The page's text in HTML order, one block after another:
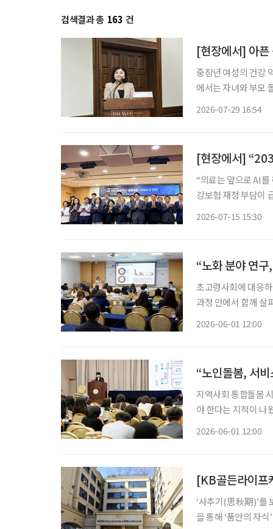
검색결과 총 163 건
[현장에서] 아픈
중장년 여성의 건강
에서는 자녀와 부모
2026-07-29 16:54
“의료는 앞으로 AI를 하지
강보험 재정 부담이
2026-07-15 15:30
“노화 분야 연
초고령사회에 대응
과정 안에서 함께 살
2026-06-01 12:00
“노인돌봄, 서비
지역사회 통합돌봄
야 한다는 지적이 나
2026-06-01 12:00
[KB골든라이프
‘사추기(思秋期)’를
을 통해 ‘품안의 자